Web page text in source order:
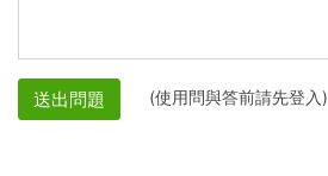
送出問題 (使用問與答前請先登入)